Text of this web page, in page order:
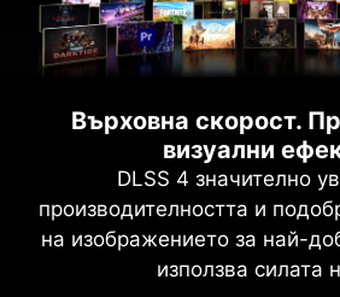
Върховна скорост.
визуални
DLSS 4 значително
производителността и
на изображението за най-
използва силата